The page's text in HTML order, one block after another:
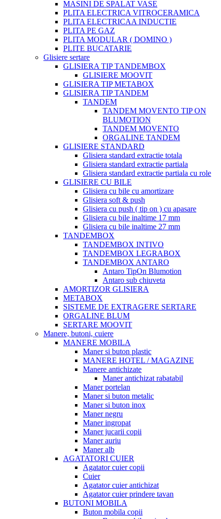
MASINI DE SPALAT VASE
PLITA ELECTRICA VITROCERAMICA
PLITA ELECTRICAA INDUCTIE
PLITA PE GAZ
PLITA MODULAR ( DOMINO )
PLITE BUCATARIE
Glisiere sertare
GLISIERA TIP TANDEMBOX
GLISIERE MOOVIT
GLISIERA TIP METABOX
GLISIERA TIP TANDEM
TANDEM
TANDEM MOVENTO TIP ON
BLUMOTION
TANDEM MOVENTO
ORGALINE TANDEM
GLISIERE STANDARD
Glisiera standard extractie totala
Glisiera standard extractie partiala
Glisiera standard extractie partiala cu role
GLISIERE CU BILE
Glisiera cu bile cu amortizare
Glisiera soft & push
Glisiera cu push ( tip on ) cu apasare
Glisiera cu bile inaltime 17 mm
Glisiera cu bile inaltime 27 mm
TANDEMBOX
TANDEMBOX INTIVO
TANDEMBOX LEGRABOX
TANDEMBOX ANTARO
Antaro TipOn Blumotion
Antaro sub chiuveta
AMORTIZOR GLISIERA
METABOX
SISTEME DE EXTRAGERE SERTARE
ORGALINE BLUM
SERTARE MOOVIT
Manere, butoni, cuiere
MANERE MOBILA
Maner si buton plastic
MANERE HOTEL / MAGAZINE
Manere antichizate
Maner antichizat rabatabil
Maner portelan
Maner si buton metalic
Maner si buton inox
Maner negru
Maner ingropat
Maner jucarii copii
Maner auriu
Maner alb
AGATATORI CUIER
Agatator cuier copii
Cuier
Agatator cuier antichizat
Agatator cuier prindere tavan
BUTONI MOBILA
Buton mobila copii